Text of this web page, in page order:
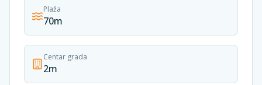
Plaža
70m
Centar grada
2m